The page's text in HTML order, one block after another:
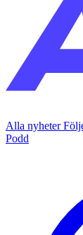
Alla nyheter
Podd